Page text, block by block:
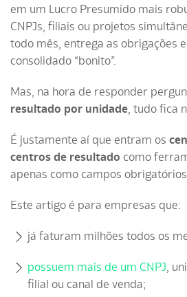
em um Lucro Presumido mais
CNPJs, filiais ou projetos
todo mês, entrega as obrigações
consolidado “bonito”.
Mas, na hora de responder
resultado por unidade, tudo fica
É justamente aí que entram os
centros de resultado como
apenas como campos obrigatórios
Este artigo é para empresas que:
já faturam milhões todos os
possuem mais de um CNPJ,
filial ou canal de venda;